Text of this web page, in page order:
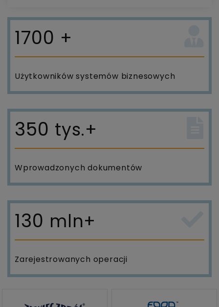
1700 +
Użytkowników systemów biznesowych
350 tys.+
Wprowadzonych dokumentów
130 mln+
Zarejestrowanych operacji